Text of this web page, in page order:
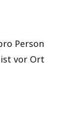
Person
ist vor Ort